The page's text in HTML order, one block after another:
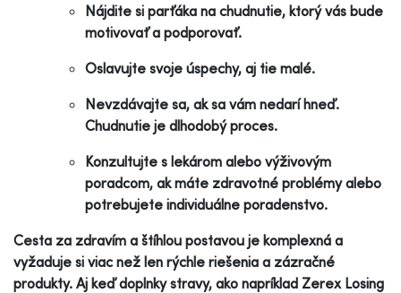
Nájdite si parťáka na chudnutie, ktorý vás bude
motivovať a podporovať.
Oslavujte svoje úspechy, aj tie malé.
Nevzdávajte sa, ak sa vám nedarí hneď.
Chudnutie je dlhodobý proces.
Konzultujte s lekárom alebo výživovým
poradcom, ak máte zdravotné problémy alebo
potrebujete individuálne poradenstvo.
Cesta za zdravím a štíhlou postavou je komplexná a
vyžaduje si viac než len rýchle riešenia a zázračné
produkty. Aj keď doplnky stravy, ako napríklad Zerex Losing